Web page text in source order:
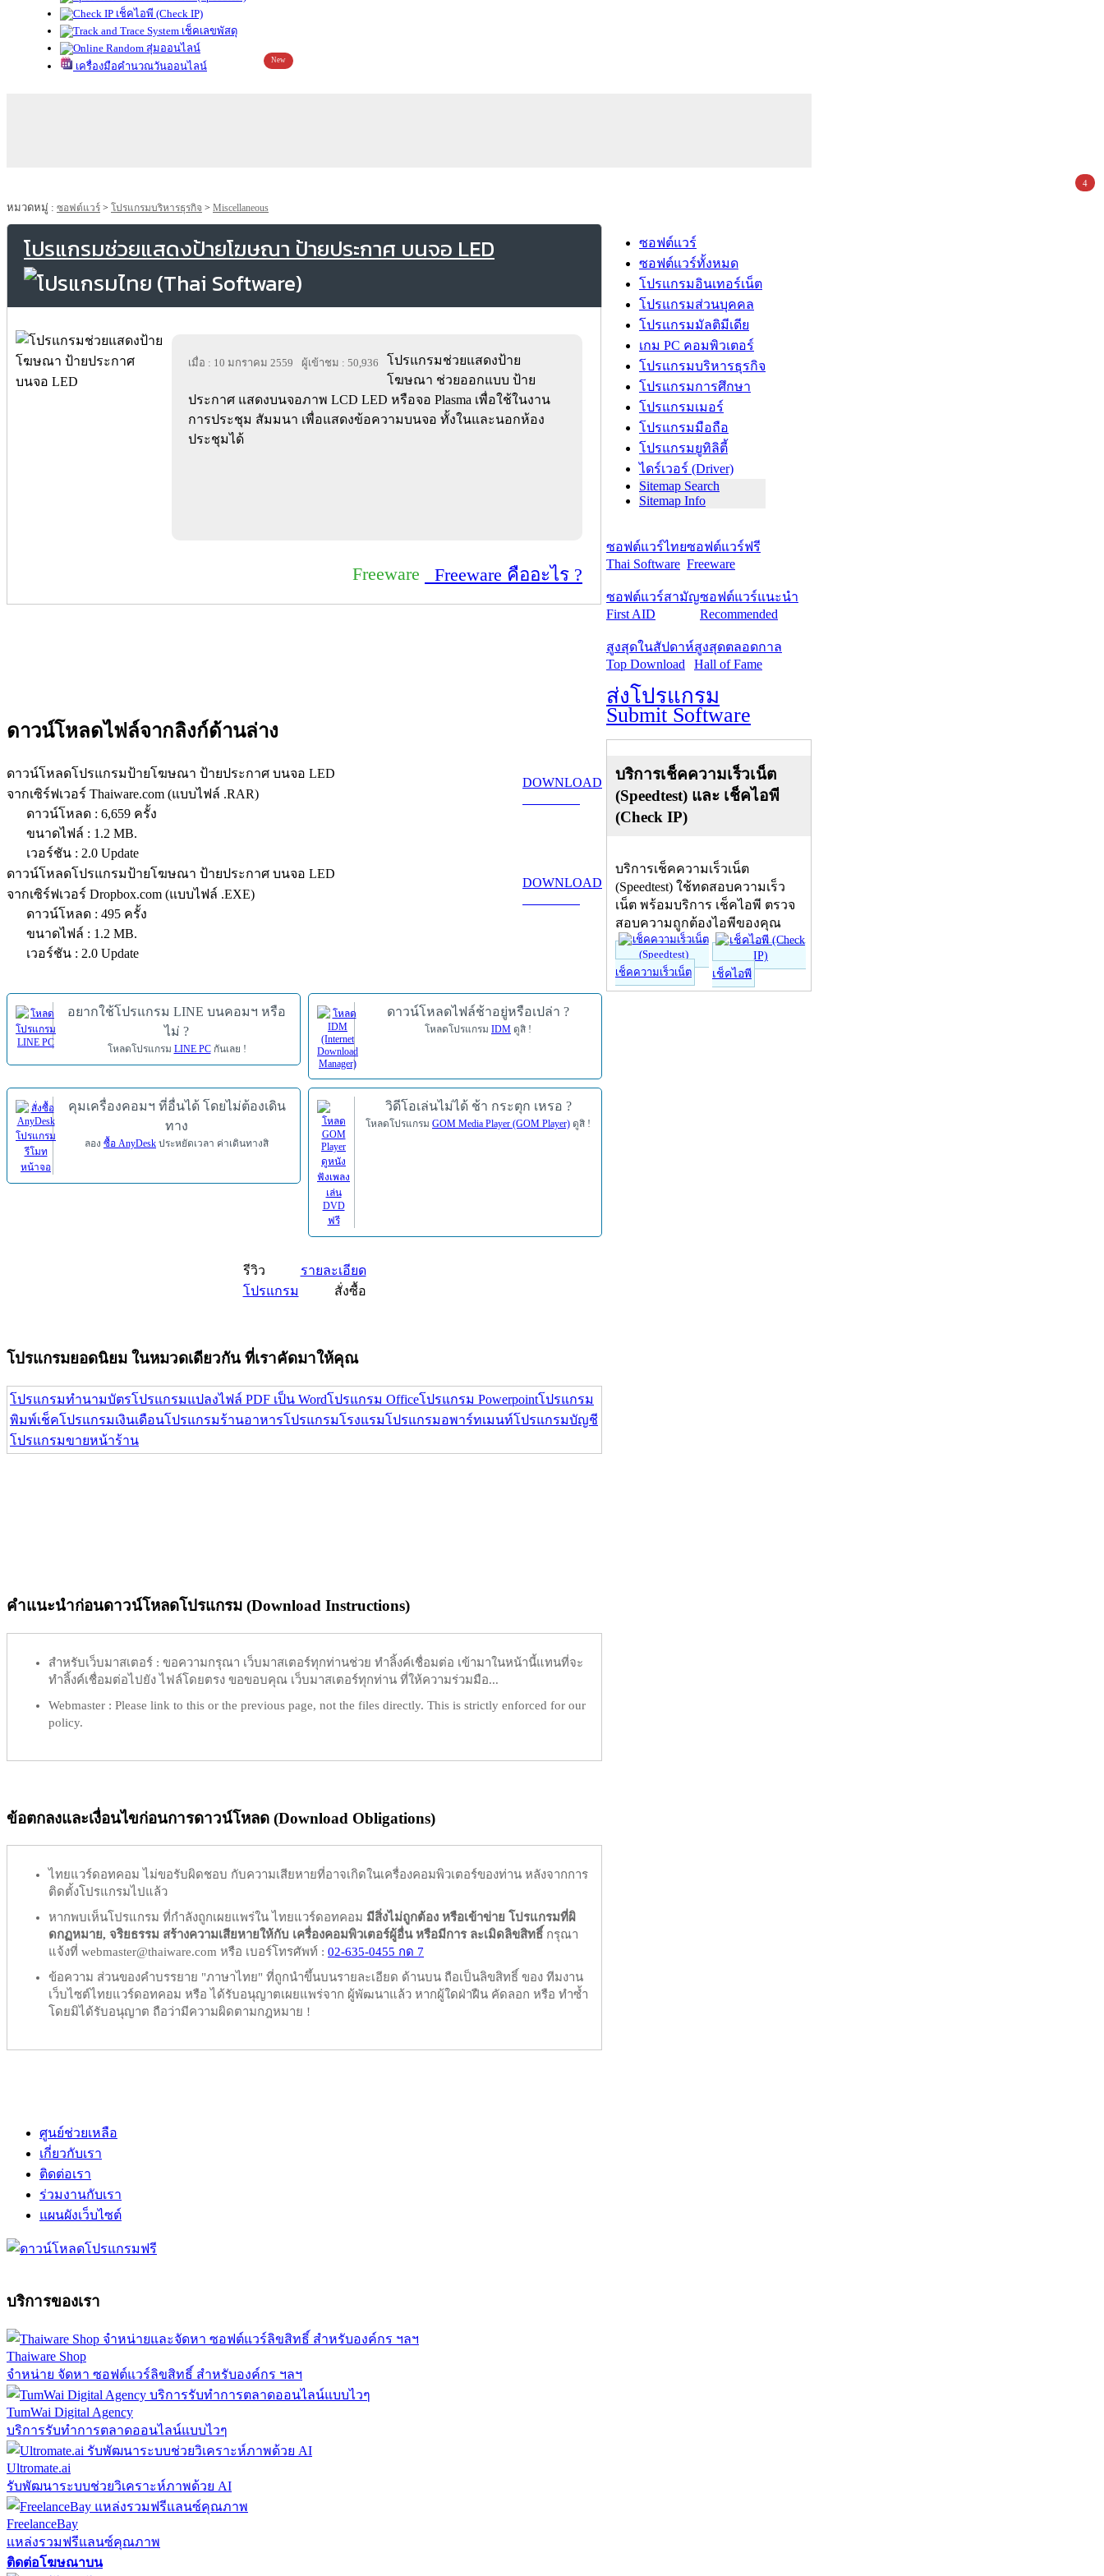
เช็คไอพี (Check IP)
เช็คเลขพัสดุ
สุ่มออนไลน์
เครื่องมือคำนวณวันออนไลน์
New
หมวดหมู่ : ซอฟต์แวร์ > โปรแกรมบริหารธุรกิจ > Miscellaneous
โปรแกรมช่วยแสดงป้ายโฆษณา ป้ายประกาศ บนจอ LED
เมื่อ : 10 มกราคม 2559 ผู้เข้าชม : 50,936
โปรแกรมช่วยแสดงป้าย
โฆษณา ช่วยออกแบบ ป้าย
ประกาศ แสดงบนจอภาพ LCD LED หรือจอ Plasma เพื่อใช้ในงาน
การประชุม สัมมนา เพื่อแสดงข้อความบนจอ ทั้งในและนอกห้อง
ประชุมได้
Freeware Freeware คืออะไร ?
ดาวน์โหลดไฟล์จากลิงก์ด้านล่าง
ดาวน์โหลดโปรแกรมป้ายโฆษณา ป้ายประกาศ บนจอ LED
จากเซิร์ฟเวอร์ Thaiware.com (แบบไฟล์ .RAR)
ดาวน์โหลด : 6,659 ครั้ง
ขนาดไฟล์ : 1.2 MB.
เวอร์ชัน : 2.0 Update
DOWNLOAD
ดาวน์โหลดโปรแกรมป้ายโฆษณา ป้ายประกาศ บนจอ LED
จากเซิร์ฟเวอร์ Dropbox.com (แบบไฟล์ .EXE)
ดาวน์โหลด : 495 ครั้ง
ขนาดไฟล์ : 1.2 MB.
เวอร์ชัน : 2.0 Update
DOWNLOAD
อยากใช้โปรแกรม LINE บนคอมฯ หรือ
ไม่ ?
โหลดโปรแกรม LINE PCกันเลย !
ดาวน์โหลดไฟล์ช้าอยู่หรือเปล่า ?
โหลดโปรแกรม IDM ดูสิ !
คุมเครื่องคอมฯ ที่อื่นได้ โดยไม่ต้องเดิน
ทาง
ลอง ซื้อ AnyDesk ประหยัดเวลา ค่าเดินทางสิ
วิดีโอเล่นไม่ได้ ช้า กระตุก เหรอ ?
โหลดโปรแกรม GOM Media Player (GOM Player) ดูสิ !
รีวิว
รายละเอียด
โปรแกรม
สั่งซื้อ
โปรแกรมยอดนิยม ในหมวดเดียวกัน ที่เราคัดมาให้คุณ
โปรแกรมทำนามบัตรโปรแกรมแปลงไฟล์ PDF เป็น Wordโปรแกรม Officeโปรแกรม Powerpointโปรแกรม
พิมพ์เช็คโปรแกรมเงินเดือนโปรแกรมร้านอาหารโปรแกรมโรงแรมโปรแกรมอพาร์ทเมนท์โปรแกรมบัญชี
โปรแกรมขายหน้าร้าน
คำแนะนำก่อนดาวน์โหลดโปรแกรม (Download Instructions)
สำหรับเว็บมาสเตอร์ : ขอความกรุณา เว็บมาสเตอร์ทุกท่านช่วย ทำลิ้งค์เชื่อมต่อ เข้ามาในหน้านี้แทนที่จะ
ทำลิ้งค์เชื่อมต่อไปยัง ไฟล์โดยตรง ขอขอบคุณ เว็บมาสเตอร์ทุกท่าน ที่ให้ความร่วมมือ...
Webmaster : Please link to this or the previous page, not the files directly. This is strictly enforced for our
policy.
ข้อตกลงและเงื่อนไขก่อนการดาวน์โหลด (Download Obligations)
ไทยแวร์ดอทคอม ไม่ขอรับผิดชอบ กับความเสียหายที่อาจเกิดในเครื่องคอมพิวเตอร์ของท่าน หลังจากการ
ติดตั้งโปรแกรมไปแล้ว
หากพบเห็นโปรแกรม ที่กำลังถูกเผยแพร่ใน ไทยแวร์ดอทคอม มีสิ่งไม่ถูกต้อง หรือเข้าข่าย โปรแกรมที่ผิ
ดกฏหมาย, จริยธรรม สร้างความเสียหายให้กับ เครื่องคอมพิวเตอร์ผู้อื่น หรือมีการ ละเมิดลิขสิทธิ์ กรุณา
แจ้งที่ webmaster@thaiware.com หรือ เบอร์โทรศัพท์ : 02-635-0455 กด 7
ข้อความ ส่วนของคำบรรยาย "ภาษาไทย" ที่ถูกนำขึ้นบนรายละเอียด ด้านบน ถือเป็นลิขสิทธิ์ ของ ทีมงาน
เว็บไซต์ไทยแวร์ดอทคอม หรือ ได้รับอนุญาตเผยแพร่จาก ผู้พัฒนาแล้ว หากผู้ใดฝ่าฝืน คัดลอก หรือ ทำซ้ำ
โดยมิได้รับอนุญาต ถือว่ามีความผิดตามกฎหมาย !
ซอฟต์แวร์
ซอฟต์แวร์ทั้งหมด
โปรแกรมอินเทอร์เน็ต
โปรแกรมส่วนบุคคล
โปรแกรมมัลติมีเดีย
เกม PC คอมพิวเตอร์
โปรแกรมบริหารธุรกิจ
โปรแกรมการศึกษา
โปรแกรมเมอร์
โปรแกรมมือถือ
โปรแกรมยูทิลิตี้
ไดร์เวอร์ (Driver)
Sitemap Search
Sitemap Info
ซอฟต์แวร์ไทย
Thai Software
ซอฟต์แวร์ฟรี
Freeware
ซอฟต์แวร์สามัญ
First AID
ซอฟต์แวร์แนะนำ
Recommended
สูงสุดในสัปดาห์
Top Download
สูงสุดตลอดกาล
Hall of Fame
ส่งโปรแกรม
Submit Software
บริการเช็คความเร็วเน็ต
(Speedtest) และ เช็คไอพี
(Check IP)
บริการเช็คความเร็วเน็ต
(Speedtest) ใช้ทดสอบความเร็ว
เน็ต พร้อมบริการ เช็คไอพี ตรวจ
สอบความถูกต้องไอพีของคุณ
เช็คความเร็วเน็ต เช็คไอพี
ศูนย์ช่วยเหลือ
เกี่ยวกับเรา
ติดต่อเรา
ร่วมงานกับเรา
4
แผนผังเว็บไซต์
บริการของเรา
Thaiware Shop
จำหน่าย จัดหา ซอฟต์แวร์ลิขสิทธิ์ สำหรับองค์กร ฯลฯ
TumWai Digital Agency
บริการรับทำการตลาดออนไลน์แบบไวๆ
Ultromate.ai
รับพัฒนาระบบช่วยวิเคราะห์ภาพด้วย AI
FreelanceBay
แหล่งรวมฟรีแลนซ์คุณภาพ
ติดต่อโฆษณาบน